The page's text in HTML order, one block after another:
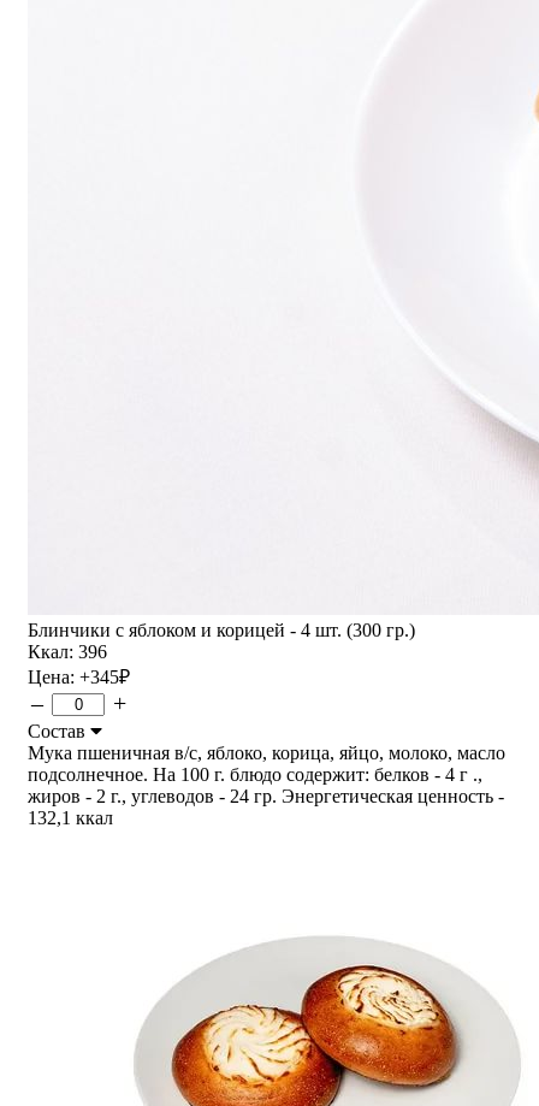
Блинчики с яблоком и корицей - 4 шт. (300 гр.)
Ккал: 396
Цена: +345₽
– +
Состав
Мука пшеничная в/с, яблоко, корица, яйцо, молоко, масло
подсолнечное. На 100 г. блюдо содержит: белков - 4 г .,
жиров - 2 г., углеводов - 24 гр. Энергетическая ценность -
132,1 ккал